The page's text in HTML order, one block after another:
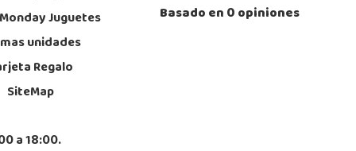
Tienda
POCAS UNIDADES
Mérida
Juguetes
unidades
Regalo
SiteMap
Basado en0opiniones
a 18:00.